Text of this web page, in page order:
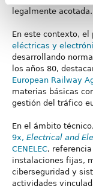
legalmente acotada.
En este contexto, el
eléctricas y
desarrollando
los años 80,
European Railway
materias básicas
gestión del tráfico
En el ámbito
9x, Electrical and
CENELEC,
instalaciones fijas,
ciberseguridad y
actividades